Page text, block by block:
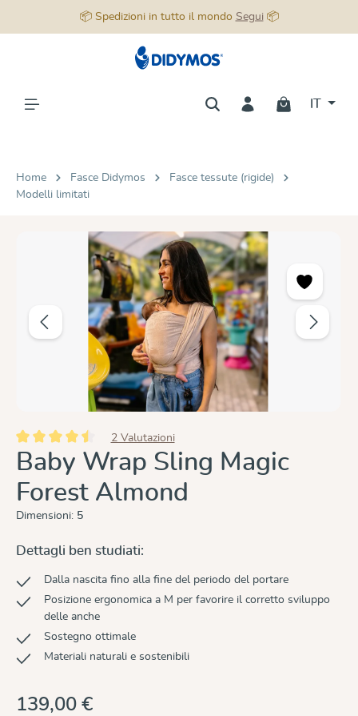
📦 Spedizioni in tutto il mondo Segui📦
Home Fasce Didymos
Fasce tessute (rigide)
Modelli limitati
Salta la galleria di immagini
Valutazione media di 4.5 su 5 stelle
2 Valutazioni
Baby Wrap Sling Magic
Forest Almond
Dimensioni: 5
Dettagli ben studiati:
Dalla nascita fino alla fine del periodo del portare
Posizione ergonomica a M per favorire il corretto sviluppo
delle anche
Sostegno ottimale
Materiali naturali e sostenibili
139,00 €